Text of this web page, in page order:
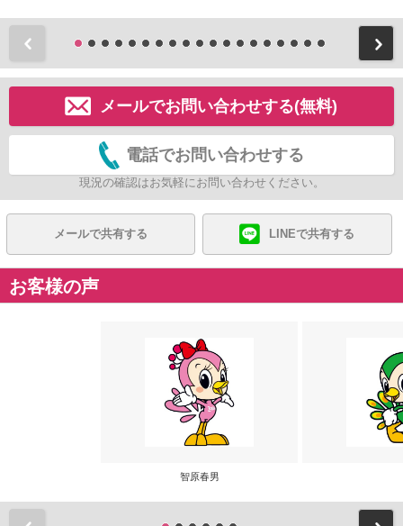
メールでお問い合わせする(無料)
電話でお問い合わせする
現況の確認はお気軽にお問い合わせください。
メールで共有する LINEで共有する
お客様の声
智原春男